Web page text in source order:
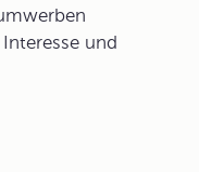
und